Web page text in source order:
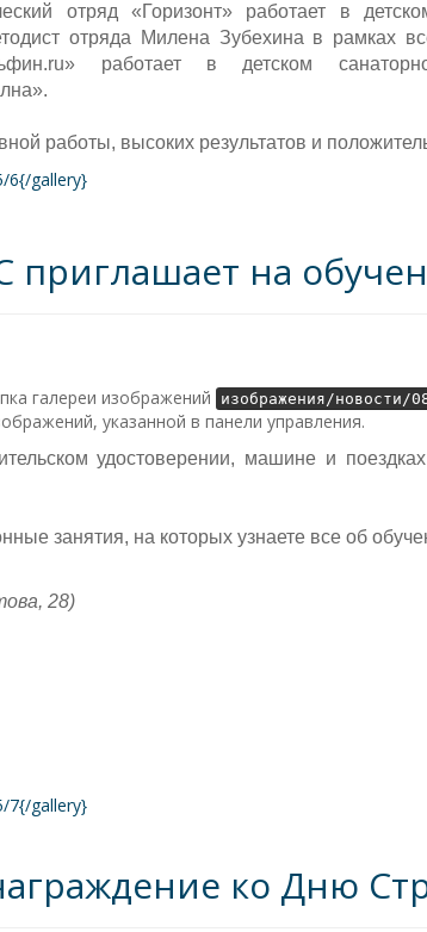
отряд «Горизонт» работает в
отряда Милена Зубехина в рамках
работает в детском
работы, высоких результатов и
6{/gallery}
приглашает на
галереи изображений изображения/новости/
указанной в панели управления.
удостоверении, машине и
занятия, на которых узнаете все об
28)
7{/gallery}
ко Дню